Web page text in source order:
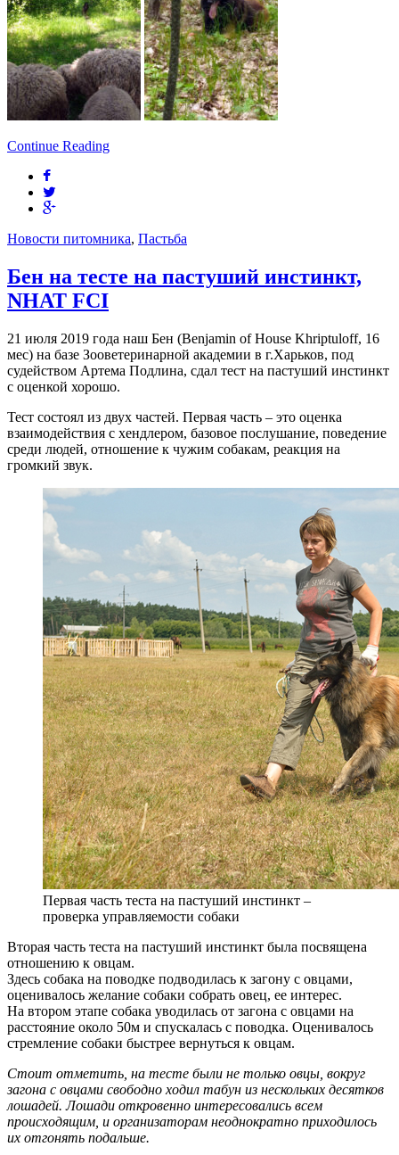
Continue Reading
Новости питомника, Пастьба
Бен на тесте на пастуший инстинкт,
NHAT FCI
21 июля 2019 года наш Бен (Benjamin of House Khriptuloff, 16
мес) на базе Зооветеринарной академии в г.Харьков, под
судейством Артема Подлина, сдал тест на пастуший инстинкт
с оценкой хорошо.
Тест состоял из двух частей. Первая часть – это оценка
взаимодействия с хендлером, базовое послушание, поведение
среди людей, отношение к чужим собакам, реакция на
громкий звук.
Первая часть теста на пастуший инстинкт –
проверка управляемости собаки
Вторая часть теста на пастуший инстинкт была посвящена
отношению к овцам.
Здесь собака на поводке подводилась к загону с овцами,
оценивалось желание собаки собрать овец, ее интерес.
На втором этапе собака уводилась от загона с овцами на
расстояние около 50м и спускалась с поводка. Оценивалось
стремление собаки быстрее вернуться к овцам.
Стоит отметить, на тесте были не только овцы, вокруг
загона с овцами свободно ходил табун из нескольких десятков
лошадей. Лошади откровенно интересовались всем
происходящим, и организаторам неоднократно приходилось
их отгонять подальше.